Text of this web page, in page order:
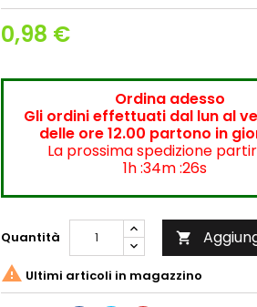
0,98 €
Ordina adesso
Gli ordini effettuati dal lun al
delle ore 12.00 partono in
La prossima spedizione
1h :34m :26s
Quantità 
 Ultimi articoli in magazzino